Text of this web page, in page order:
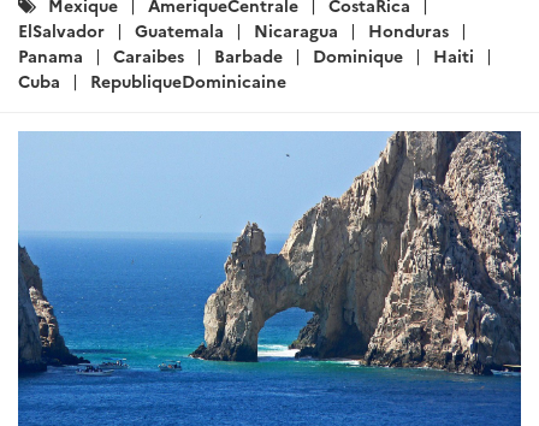
Catégories
:
Mexique CostaRica ElSalvador
Guatemala
Honduras
Nicaragua Panama
Barbade
Caraibes
Cuba Jamaique RepubliqueDominicaine